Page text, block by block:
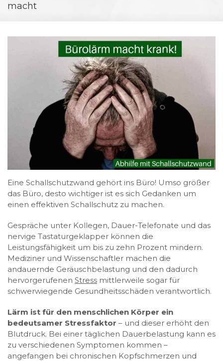
macht
Eine Schallschutzwand gehört ins Büro! Umso größer
das Büro, desto wichtiger ist es sich Gedanken um
einen effektiven Schallschutz zu machen.
Gespräche unter Kollegen, Dauer-Telefonate und das
nervige Tastaturgeklapper können die
Leistungsfähigkeit um bis zu zehn Prozent mindern.
Mediziner und Wissenschaftler machen die
andauernde Geräuschbelastung und den dadurch
hervorgerufenen Stress mittlerweile sogar für
schwerwiegende Gesundheitsschäden verantwortlich.
Lärm ist für den menschlichen Körper ein
bedeutsamer Stressfaktor – und dieser erhöht den
Blutdruck. Bei einer täglichen Dauerbelastung kann es
zu verschiedenen Symptomen kommen –
angefangen bei chronischen Kopfschmerzen und